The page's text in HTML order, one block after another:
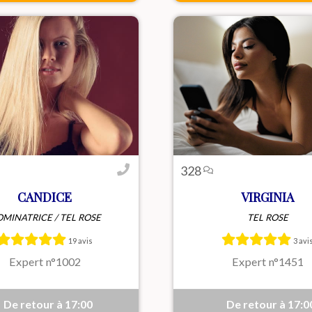
CANDICE
/ TEL ROSE
19 avis
Expert n°1002
dominante passionnée de
Candice cherche un
intelligent et attentif
un échange intense et
De retour à 17:00
328
VIRGINIA
TEL ROSE
3 avis
Expert n°1451
Virginia, sensuelle et
adore les préliminaires
recherche un homme
pour un moment
De retour à